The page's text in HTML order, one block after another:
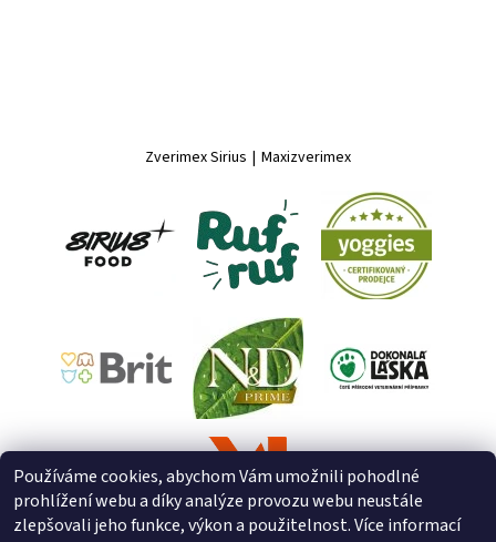
Zverimex Sirius | Maxizverimex
Používáme cookies, abychom Vám umožnili pohodlné
prohlížení webu a díky analýze provozu webu neustále
zlepšovali jeho funkce, výkon a použitelnost. Více informací